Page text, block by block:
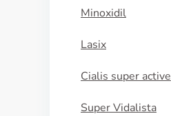
Minoxidil
Lasix
Cialis super active
Super Vidalista